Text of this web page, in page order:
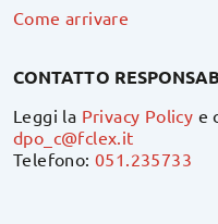
Come arrivare
CONTATTO
Leggi la Privacy Policy e
dpo_c@fclex.it
Telefono:051.235733